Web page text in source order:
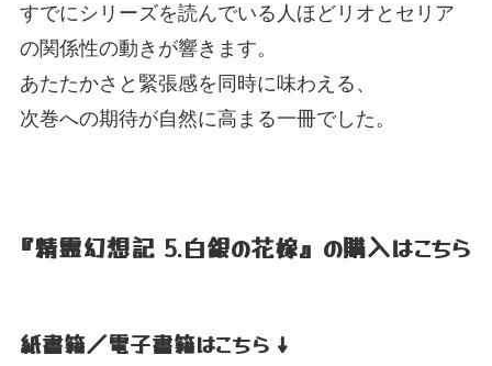
すでにシリーズを読んでいる人ほどリオとセリア
の関係性の動きが響きます。
あたたかさと緊張感を同時に味わえる、
次巻への期待が自然に高まる一冊でした。
『精霊幻想記 5.白銀の花嫁』 の購入はこちら
紙書籍／電子書籍はこちら ↓